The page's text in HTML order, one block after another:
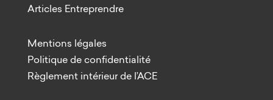
Articles Entreprendre
Mentions légales
Politique de confidentialité
Règlement intérieur de l’ACE